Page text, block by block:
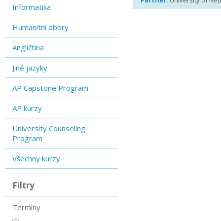
Informatika
Humanitní obory
Angličtina
Jiné jazyky
AP Capstone Program
AP kurzy
University Counseling
Program
Všechny kurzy
Filtry
Termíny